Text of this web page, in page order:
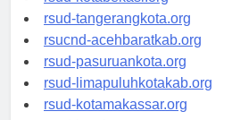
rsud-kotabekasi.org
rsud-tangerangkota.org
rsucnd-acehbaratkab.org
rsud-pasuruankota.org
rsud-limapuluhkotakab.org